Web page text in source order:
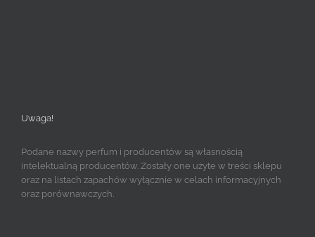
Uwaga!
Podane nazwy perfum i producentów są własnością
intelektualną producentów. Zostały one użyte w treści sklepu
oraz na listach zapachów wyłącznie w celach informacyjnych
oraz porównawczych.